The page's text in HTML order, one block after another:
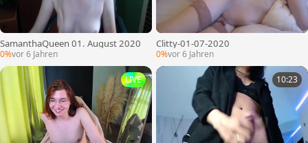
SamanthaQueen 01. August 2020
0%vor 6 Jahren
Clitty-01-07-2020
0%vor 6 Jahren
LIVE 10:23